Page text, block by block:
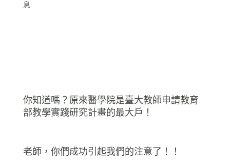
息
你知道嗎？原來醫學院是臺大教師申請教育
部教學實踐研究計畫的最大戶！
老師，你們成功引起我們的注意了！！